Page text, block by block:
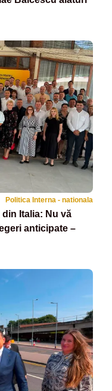
Politica Interna - nationala
Italia: Nu vă
anticipate –